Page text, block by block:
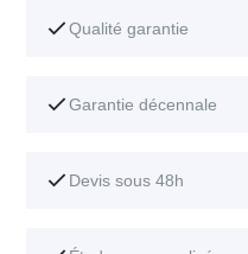
Qualité garantie
Garantie décennale
Devis sous 48h